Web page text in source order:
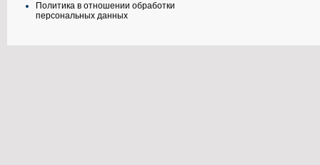
Политика в отношении обработки
персональных данных